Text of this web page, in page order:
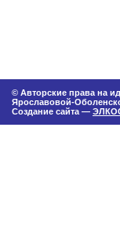
© Авторские права на
Ярославовой-
Создание сайта —